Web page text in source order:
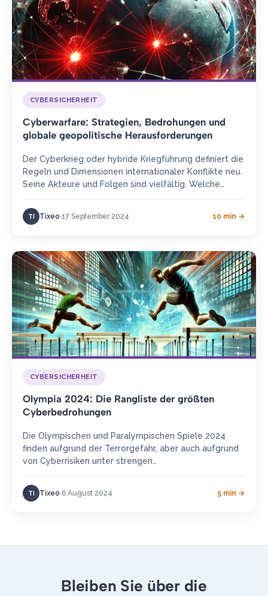
CYBERSICHERHEIT
Cyberwarfare: Strategien, Bedrohungen und
globale geopolitische Herausforderungen
Der Cyberkrieg oder hybride Kriegführung definiert die
Regeln und Dimensionen internationaler Konflikte neu.
Seine Akteure und Folgen sind vielfältig. Welche
TI Tixeo 17 September 2024 10 min →
CYBERSICHERHEIT
Olympia 2024: Die Rangliste der größten
Cyberbedrohungen
Die Olympischen und Paralympischen Spiele 2024
finden aufgrund der Terrorgefahr, aber auch aufgrund
von Cyberrisiken unter strengen
wichtigsten Cyberbedrohungen für Veranstaltung…
TI Tixeo 6 August 2024 5 min →
Bleiben Sie über die